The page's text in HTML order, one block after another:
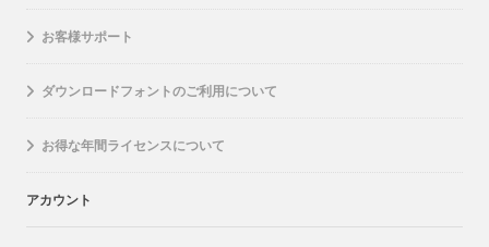
お客様サポート
ダウンロードフォントのご利用について
お得な年間ライセンスについて
アカウント